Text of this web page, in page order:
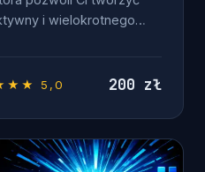
i wielokrotnego…
5,0 200 zł